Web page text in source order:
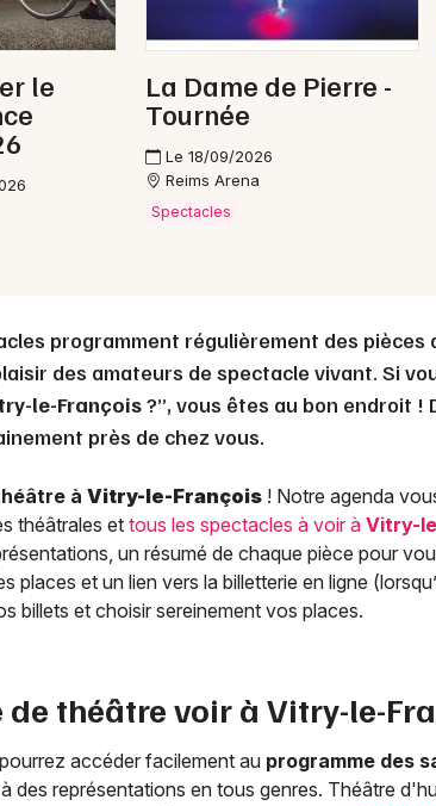
le
La Dame de Pierre -
Tournée
Le 18/09/2026
Reims Arena
Spectacles
programment régulièrement des pièces
des amateurs de spectacle vivant. Si
le-François?”, vous êtes au bon endroit
près de chez vous.
à Vitry-le-François ! Notre agenda
théâtrales et tous les spectacles à voir à Vitry-
un résumé de chaque pièce pour
places et un lien vers la billetterie en ligne
billets et choisir sereinement vos places.
de théâtre voir à Vitry-le-
accéder facilement au programme des
des représentations en tous genres. Théâtre